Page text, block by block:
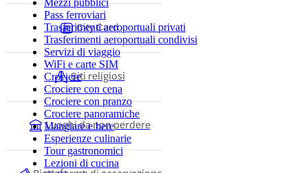
Mezzi pubblici
Pass ferroviari
Trasferimenti aeroportuali privati
Trasferimenti aeroportuali condivisi
Servizi di viaggio
WiFi e carte SIM
Crociere
Crociere con cena
Crociere con pranzo
Crociere panoramiche
Mangiare e bere
Esperienze culinarie
Tour gastronomici
Lezioni di cucina
City Card
Siti religiosi
Luoghi da non perdere